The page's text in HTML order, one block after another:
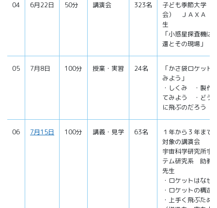
04 6月22日 50分 講演会 323名
子ども季節大学（
会） ＪＡＸＡ
生
「小惑星探査機は
還とその現場」
05 7月8日 100分 授業・実習 24名
「かさ袋ロケット
みよう」
・しくみ ・製作
てみよう ・どう
に飛ぶのだろう
06 7月15日 100分 講義・見学 63名
１年から３年まで
対象の講演会
宇宙科学研究所宇
テム研究系 助教
先生
・ロケットはなぜ
・ロケットの構造
・上手く飛ぶため